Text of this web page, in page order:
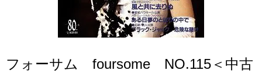
フォーサム foursome NO.115＜中古